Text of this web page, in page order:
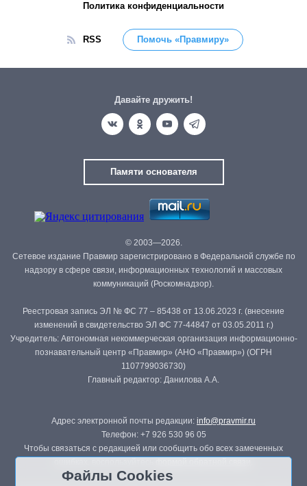
Политика конфиденциальности
RSS Помочь «Правмиру»
Давайте дружить!
Памяти основателя
© 2003—2026.
Сетевое издание Правмир зарегистрировано в Федеральной службе по
надзору в сфере связи, информационных технологий и массовых
коммуникаций (Роскомнадзор).
Реестровая запись ЭЛ № ФС 77 – 85438 от 13.06.2023 г. (внесение
изменений в свидетельство ЭЛ ФС 77-44847 от 03.05.2011 г.)
Учредитель: Автономная некоммерческая организация информационно-
познавательный центр «Правмир» (АНО «Правмир») (ОГРН
1107799036730)
Главный редактор: Данилова А.А.
Адрес электронной почты редакции: info@pravmir.ru
Телефон: +7 926 530 96 05
Чтобы связаться с редакцией или сообщить обо всех замеченных
Файлы Cookies